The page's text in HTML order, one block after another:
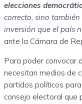
elecciones
correcto, sino
inversión que el país
ante la Cámara de
Para poder convocar
necesitan medios de
partidos políticos
consejo electoral que